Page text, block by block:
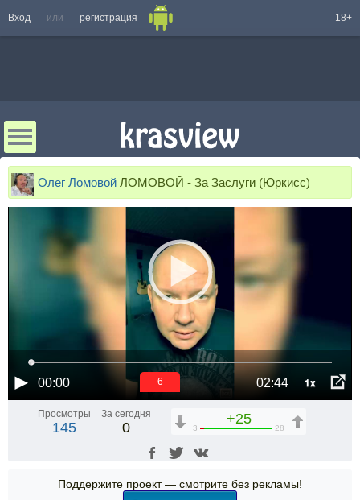
Вход или регистрация 18+
Олег Ломовой ЛОМОВОЙ - За Заслуги (Юркисс)
00:00 02:44 1x
6
Просмотры
145
За сегодня
0
+25
3 28
Поддержите проект — смотрите без рекламы!